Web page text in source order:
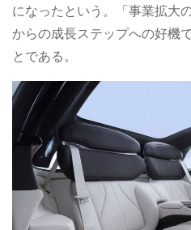
になったという。「事業拡大
からの成長ステップへの好機
とである。